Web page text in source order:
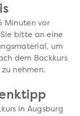
Minuten vor
Sie bitte an eine
um
dem Backkurs
nehmen.
in Augsburg